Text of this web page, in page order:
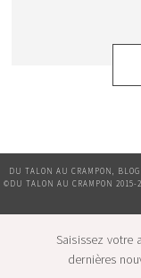
DU TALON AU CRAMPON,
©DU TALON AU CRAMPON 2015-
Saisissez votre
dernières